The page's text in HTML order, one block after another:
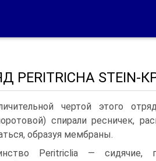
PERITRICHA
чертой этого
спирали ресничек,
образуя мембраны.
Peritriclia — сидячие,